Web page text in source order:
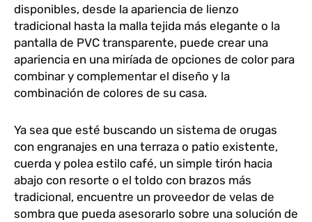
disponibles, desde la apariencia de lienzo
tradicional hasta la malla tejida más elegante o la
pantalla de PVC transparente, puede crear una
apariencia en una miríada de opciones de color para
combinar y complementar el diseño y la
combinación de colores de su casa.
Ya sea que esté buscando un sistema de orugas
con engranajes en una terraza o patio existente,
cuerda y polea estilo café, un simple tirón hacia
abajo con resorte o el toldo con brazos más
tradicional, encuentre un proveedor de velas de
sombra que pueda asesorarlo sobre una solución de